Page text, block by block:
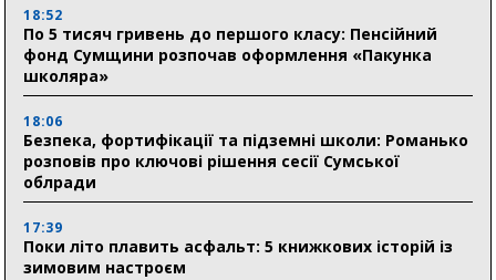
18:52
По 5 тисяч гривень до першого класу: Пенсійний
фонд Сумщини розпочав оформлення «Пакунка
школяра»
18:06
Безпека, фортифікації та підземні школи: Романько
розповів про ключові рішення сесії Сумської
облради
17:39
Поки літо плавить асфальт: 5 книжкових історій із
зимовим настроєм